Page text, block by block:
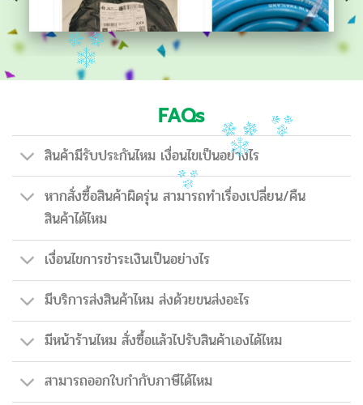
FAQs
สินค้ามีรับประกันไหม เงื่อนไขเป็นอย่างไร
หากสั่งซื้อสินค้าผิดรุ่น สามารถทำเรื่องเปลี่ยน/คืน
สินค้าได้ไหม
เงื่อนไขการชำระเงินเป็นอย่างไร
มีบริการส่งสินค้าไหม ส่งด้วยขนส่งอะไร
มีหน้าร้านไหม สั่งซื้อแล้วไปรับสินค้าเองได้ไหม
สามารถออกใบกำกับภาษีได้ไหม